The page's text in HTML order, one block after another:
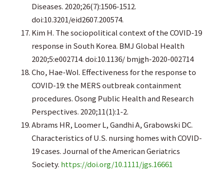
Diseases. 2020;26(7):1506-1512.
doi:10.3201/eid2607.200574.
Kim H. The sociopolitical context of the COVID-19
response in South Korea. BMJ Global Health
2020;5:e002714. doi:10.1136/ bmjgh-2020-002714
Cho, Hae-Wol. Effectiveness for the response to
COVID-19: the MERS outbreak containment
procedures. Osong Public Health and Research
Perspectives. 2020;11(1):1-2.
Abrams HR, Loomer L, Gandhi A, Grabowski DC.
Characteristics of U.S. nursing homes with COVID-
19 cases. Journal of the American Geriatrics
Society. https://doi.org/10.1111/jgs.16661